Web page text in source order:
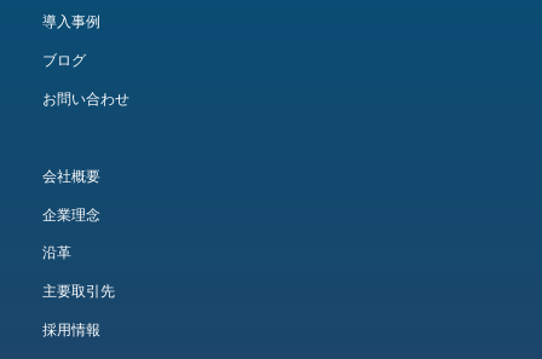
導入事例
ブログ
お問い合わせ
会社概要
企業理念
沿革
主要取引先
採用情報